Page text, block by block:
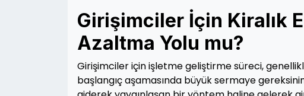
Girişimciler İçin Kiralık
Azaltma Yolu mu?
Girişimciler için işletme geliştirme süreci,
başlangıç aşamasında büyük sermaye